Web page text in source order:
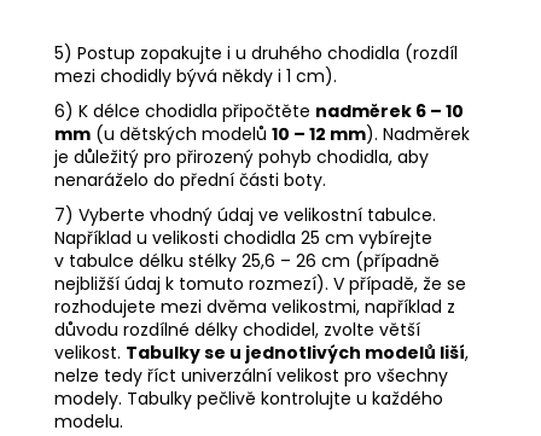
5) Postup zopakujte i u druhého chodidla (rozdíl
mezi chodidly bývá někdy i 1 cm).
6) K délce chodidla připočtěte nadměrek 6 – 10
mm (u dětských modelů 10 – 12 mm). Nadměrek
je důležitý pro přirozený pohyb chodidla, aby
nenaráželo do přední části boty.
7) Vyberte vhodný údaj ve velikostní tabulce.
Například u velikosti chodidla 25 cm vybírejte
v tabulce délku stélky 25,6 – 26 cm (případně
nejbližší údaj k tomuto rozmezí). V případě, že se
rozhodujete mezi dvěma velikostmi, například z
důvodu rozdílné délky chodidel, zvolte větší
velikost. Tabulky se u jednotlivých modelů liší,
nelze tedy říct univerzální velikost pro všechny
modely. Tabulky pečlivě kontrolujte u každého
modelu.